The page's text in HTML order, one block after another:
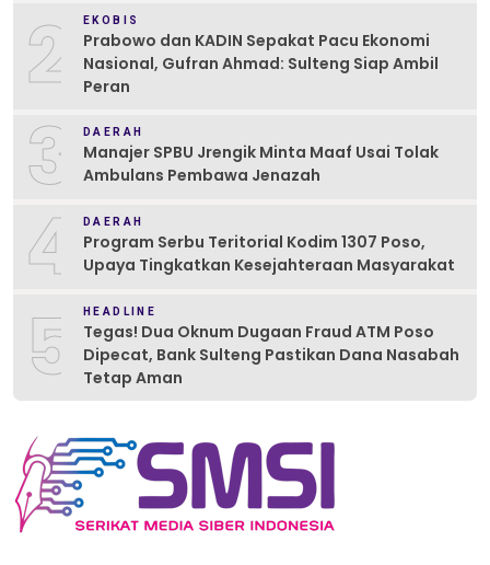
2 EKOBIS
Prabowo dan KADIN Sepakat Pacu Ekonomi
Nasional, Gufran Ahmad: Sulteng Siap Ambil
Peran
3 DAERAH
Manajer SPBU Jrengik Minta Maaf Usai Tolak
Ambulans Pembawa Jenazah
4 DAERAH
Program Serbu Teritorial Kodim 1307 Poso,
Upaya Tingkatkan Kesejahteraan Masyarakat
5 HEADLINE
Tegas! Dua Oknum Dugaan Fraud ATM Poso
Dipecat, Bank Sulteng Pastikan Dana Nasabah
Tetap Aman